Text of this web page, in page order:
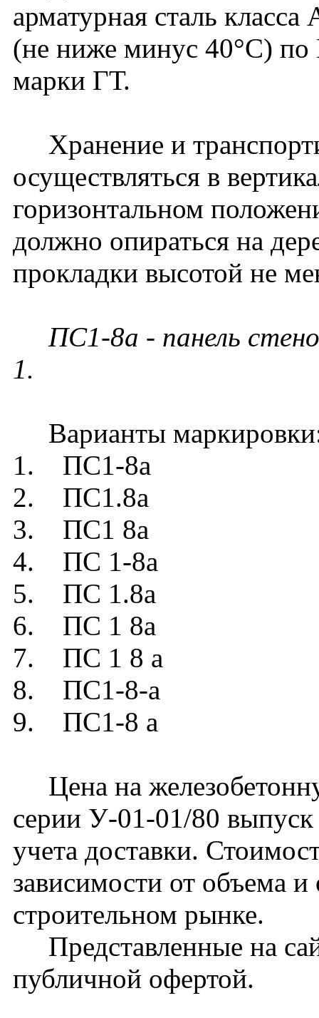
арматурная сталь
(не ниже минус 40°С)
марки ГТ.
Хранение и
осуществляться в
горизонтальном
должно опираться на
прокладки высотой не
ПС1-8а - панель
1.
Варианты
1. ПС1-8а
2. ПС1.8а
3. ПС1 8а
4. ПС 1-8а
5. ПС 1.8а
6. ПС 1 8а
7. ПС 1 8 а
8. ПС1-8-а
9. ПС1-8 а
Цена на
серии У-01-01/80
учета доставки.
зависимости от объема
строительном рынке.
Представленные на
публичной офертой.